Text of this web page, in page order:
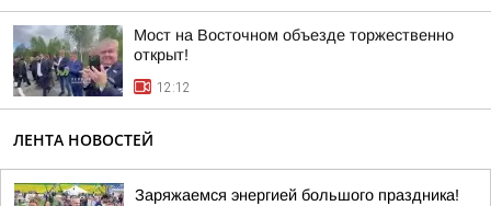
Мост на Восточном объезде торжественно
открыт!
12:12
ЛЕНТА НОВОСТЕЙ
Заряжаемся энергией большого праздника!